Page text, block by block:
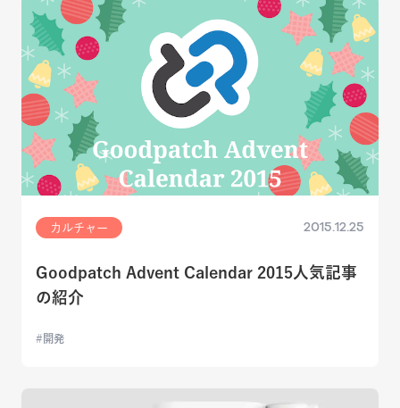
カルチャー 2015.12.25
Goodpatch Advent Calendar 2015人気記事
の紹介
開発